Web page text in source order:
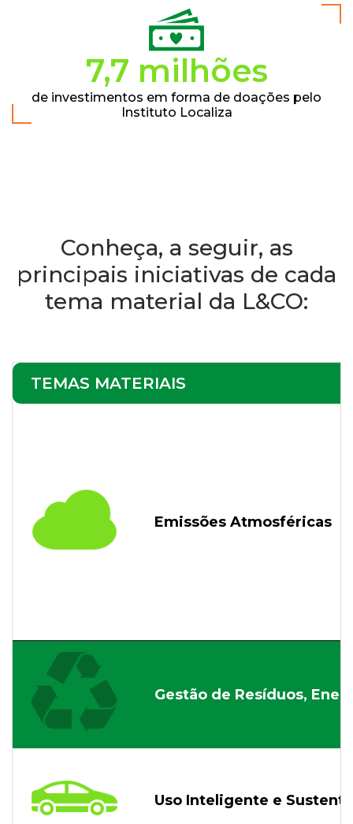
8,2 milhões
de investimentos em forma de doações pelo
Instituto Localiza
Conheça, a seguir, as
principais iniciativas de cada
tema material da L&CO:
TEMAS MATERIAIS
Emissões Atmosféricas
Gestão de Resíduos,
Uso Inteligente e